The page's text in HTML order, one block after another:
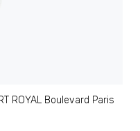
ROYAL Boulevard Paris